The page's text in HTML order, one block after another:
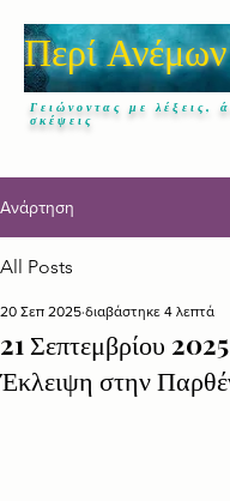
Γειώνοντας με λέξεις,
σκέψεις
Περί
Ανάρτηση
All Posts
21 Σεπτεμβρίου
Έκλειψη στην
20 Σεπ 2025 διαβάστηκε 4 λεπτά